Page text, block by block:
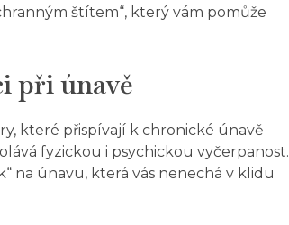
štítem“, který vám pomůže
při únavě
které přispívají k chronické únavě
fyzickou i psychickou vyčerpanost.
na únavu, která vás nenechá v klidu